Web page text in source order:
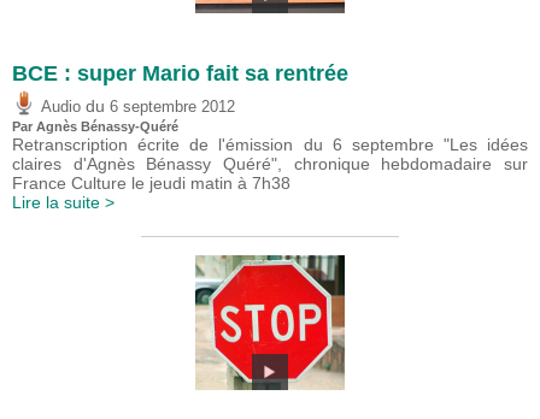
BCE : super Mario fait sa rentrée
Audio du 6 septembre 2012
Par Agnès Bénassy-Quéré
Retranscription écrite de l'émission du 6 septembre "Les idées
claires d'Agnès Bénassy Quéré", chronique hebdomadaire sur
France Culture le jeudi matin à 7h38
Lire la suite >